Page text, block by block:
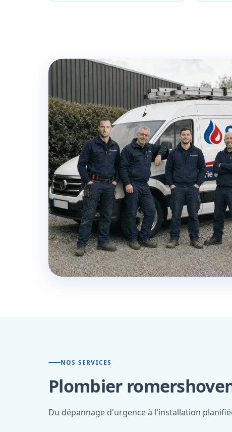
NOS SERVICES
Plombier
Du dépannage d'urgence à l'installation